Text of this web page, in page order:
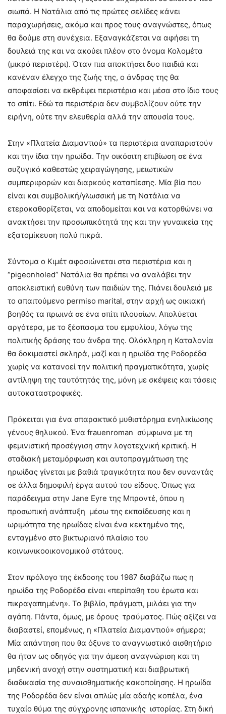
σιωπά. Η Νατάλια από τις πρώτες σελίδες κάνει
παραχωρήσεις, ακόμα και προς τους αναγνώστες, όπως
θα δούμε στη συνέχεια. Εξαναγκάζεται να αφήσει τη
δουλειά της και να ακούει πλέον στο όνομα Κολομέτα
(μικρό περιστέρι). Όταν πια αποκτήσει δυο παιδιά και
κανέναν έλεγχο της ζωής της, ο άνδρας της θα
αποφασίσει να εκθρέψει περιστέρια και μέσα στο ίδιο τους
το σπίτι. Εδώ τα περιστέρια δεν συμβολίζουν ούτε την
ειρήνη, ούτε την ελευθερία αλλά την απουσία τους.
Στην «Πλατεία Διαμαντιού» τα περιστέρια αναπαριστούν
και την ίδια την ηρωίδα. Την οικόσιτη επιβίωση σε ένα
συζυγικό καθεστώς χειραγώγησης, μειωτικών
συμπεριφορών και διαρκούς καταπίεσης. Μία βία που
είναι και συμβολική/γλωσσική με τη Νατάλια να
ετεροκαθορίζεται, να αποδομείται και να κατορθώνει να
ανακτήσει την προσωπικότητά της και την γυναικεία της
εξατομίκευση πολύ πικρά.
Σύντομα ο Κιμέτ αφοσιώνεται στα περιστέρια και η
“pigeonholed” Νατάλια θα πρέπει να αναλάβει την
αποκλειστική ευθύνη των παιδιών της. Πιάνει δουλειά με
το απαιτούμενο permiso marital, στην αρχή ως οικιακή
βοηθός τα πρωινά σε ένα σπίτι πλουσίων. Απολύεται
αργότερα, με το ξέσπασμα του εμφυλίου, λόγω της
πολιτικής δράσης του άνδρα της. Ολόκληρη η Καταλονία
θα δοκιμαστεί σκληρά, μαζί και η ηρωίδα της Ροδορέδα
χωρίς να κατανοεί την πολιτική πραγματικότητα, χωρίς
αντίληψη της ταυτότητάς της, μόνη με σκέψεις και τάσεις
αυτοκαταστροφικές.
Πρόκειται για ένα σπαρακτικό μυθιστόρημα ενηλικίωσης
γένους θηλυκού. Ένα frauenroman σύμφωνα με τη
φεμινιστική προσέγγιση στην λογοτεχνική κριτική. Η
σταδιακή μεταμόρφωση και αυτοπραγμάτωση της
ηρωίδας γίνεται με βαθιά τραγικότητα που δεν συναντάς
σε άλλα δημοφιλή έργα αυτού του είδους. Όπως για
παράδειγμα στην Jane Eyre της Μπροντέ, όπου η
προσωπική ανάπτυξη μέσω της εκπαίδευσης και η
ωριμότητα της ηρωίδας είναι ένα κεκτημένο της,
ενταγμένο στο βικτωριανό πλαίσιο του
κοινωνικοοικονομικού στάτους.
Στον πρόλογο της έκδοσης του 1987 διαβάζω πως η
ηρωίδα της Ροδορέδα είναι «περίπαθη του έρωτα και
πικραγαπημένη». Το βιβλίο, πράγματι, μιλάει για την
αγάπη. Πάντα, όμως, με όρους τραύματος. Πώς αξίζει να
διαβαστεί, επομένως, η «Πλατεία Διαμαντιού» σήμερα;
Μία απάντηση που θα όξυνε το αναγνωστικό αισθητήριο
θα ήταν ως οδηγός για την άμεση αναγνώριση και τη
μηδενική ανοχή στην συστηματική και διαβρωτική
διαδικασία της συναισθηματικής κακοποίησης. Η ηρωίδα
της Ροδορέδα δεν είναι απλώς μία αδαής κοπέλα, ένα
τυχαίο θύμα της σύγχρονης ισπανικής ιστορίας. Στη δική